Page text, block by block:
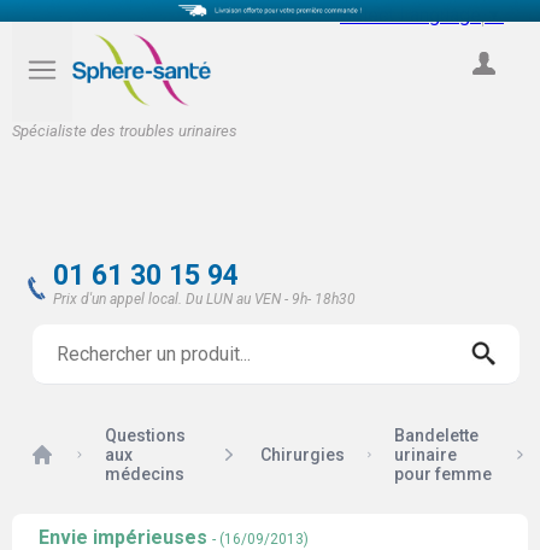
Spécialiste des troubles urinaires
Select Language
01 61 30 15 94
Prix d'un appel local. Du LUN au VEN - 9h- 18h30
Accueil
Questions
aux
médecins
Chirurgies
Bandelette
urinaire
pour femme
Envie impérieuses - (16/09/2013)